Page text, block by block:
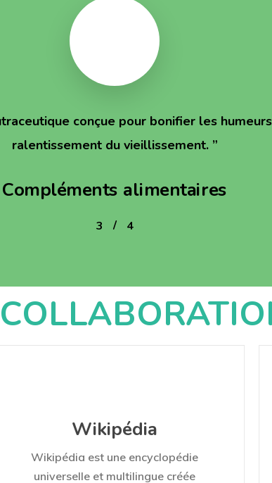
conçue pour bonifier les
ralentissement du vieillissement. ”
Compléments alimentaires
3 4
/ 4
Wikipédia
Wikipédia est une encyclopédie
universelle et multilingue créée